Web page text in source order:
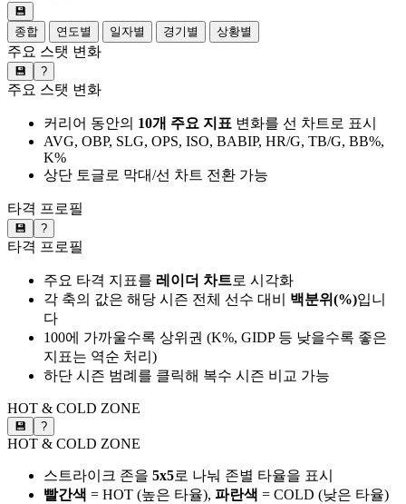
💾
종합
연도별 일자별 경기별 상황별
주요 스탯 변화
💾 ?
주요 스탯 변화
커리어 동안의 10개 주요 지표 변화를 선 차트로 표시
AVG, OBP, SLG, OPS, ISO, BABIP, HR/G, TB/G, BB%,
K%
상단 토글로 막대/선 차트 전환 가능
타격 프로필
💾 ?
타격 프로필
주요 타격 지표를 레이더 차트로 시각화
각 축의 값은 해당 시즌 전체 선수 대비 백분위(%)입니
다
100에 가까울수록 상위권 (K%, GIDP 등 낮을수록 좋은
지표는 역순 처리)
하단 시즌 범례를 클릭해 복수 시즌 비교 가능
HOT & COLD ZONE
💾 ?
HOT & COLD ZONE
스트라이크 존을 5x5로 나눠 존별 타율을 표시
빨간색 = HOT (높은 타율), 파란색 = COLD (낮은 타율)